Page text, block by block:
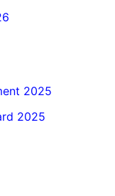
2025
2025